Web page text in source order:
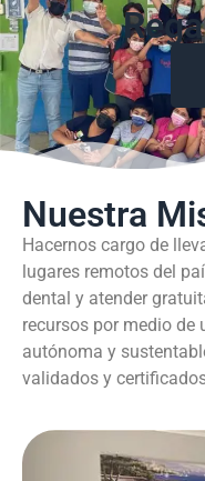
Nuestra
Hacernos cargo de
lugares remotos del
dental y atender
recursos por medio
autónoma y
validados y